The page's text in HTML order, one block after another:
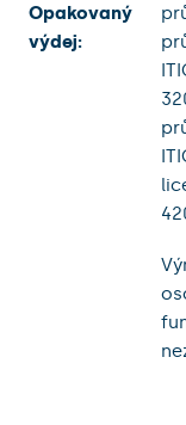
Opakovaný
výdej: